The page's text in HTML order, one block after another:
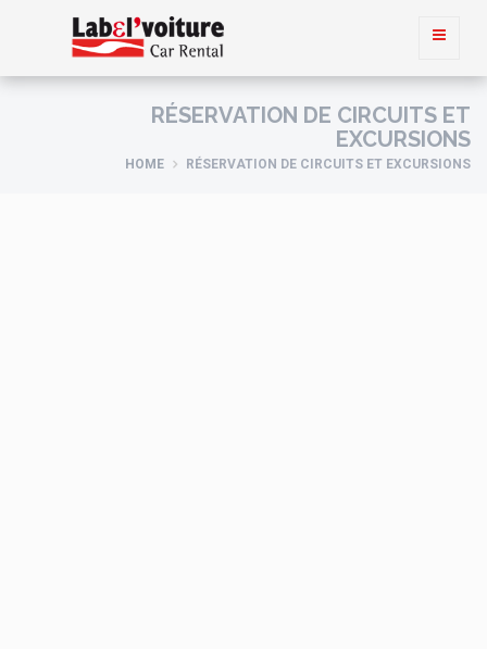
RÉSERVATION DE CIRCUITS ET
EXCURSIONS
HOME RÉSERVATION DE CIRCUITS ET EXCURSIONS